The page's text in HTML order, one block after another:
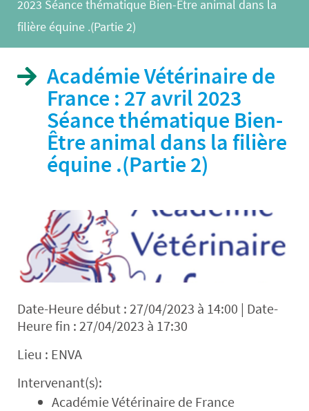
2023 Séance thématique Bien-Être animal dans la
filière équine .(Partie 2)
Académie Vétérinaire de
France : 27 avril 2023
Séance thématique Bien-
Être animal dans la filière
équine .(Partie 2)
Date-Heure début : 27/04/2023 à 14:00 | Date-
Heure fin : 27/04/2023 à 17:30
Lieu : ENVA
Intervenant(s):
Académie Vétérinaire de France